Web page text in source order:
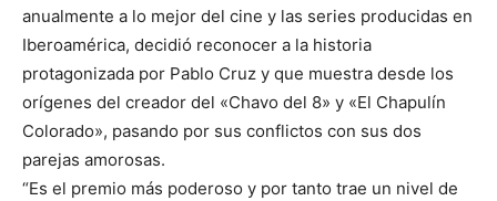
anualmente a lo mejor del cine y las series producidas en
Iberoamérica, decidió reconocer a la historia
protagonizada por Pablo Cruz y que muestra desde los
orígenes del creador del «Chavo del 8» y «El Chapulín
Colorado», pasando por sus conflictos con sus dos
parejas amorosas.
“Es el premio más poderoso y por tanto trae un nivel de